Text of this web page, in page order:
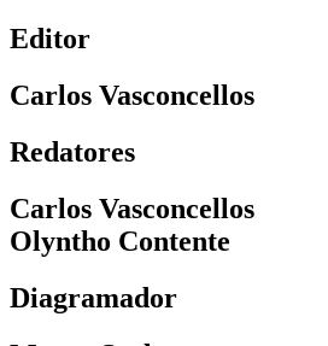
Editor
Carlos Vasconcellos
Redatores
Carlos Vasconcellos
Olyntho Contente
Diagramador